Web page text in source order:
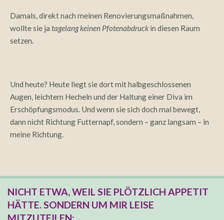
Damals, direkt nach meinen Renovierungsmaßnahmen,
wollte sie ja tagelang keinen Pfotenabdruck in diesen Raum
setzen.
Und heute? Heute liegt sie dort mit halbgeschlossenen
Augen, leichtem Hecheln und der Haltung einer Diva im
Erschöpfungsmodus. Und wenn sie sich doch mal bewegt,
dann nicht Richtung Futternapf, sondern – ganz langsam – in
meine Richtung.
NICHT ETWA, WEIL SIE PLÖTZLICH APPETIT
HÄTTE. SONDERN UM MIR LEISE